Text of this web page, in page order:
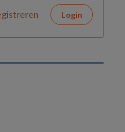
Login